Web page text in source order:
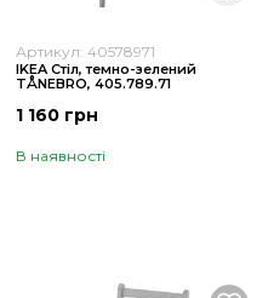
Артикул: 40578971
IKEA Стіл, темно-зелений
TÅNEBRO, 405.789.71
1 160 грн
В наявності